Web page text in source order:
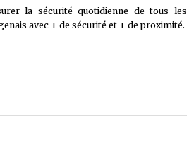
la sécurité quotidienne de tous les
avec + de sécurité et + de proximité.